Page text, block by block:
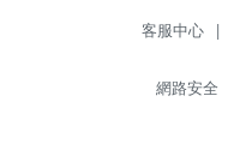
客服中心 |
網路安全